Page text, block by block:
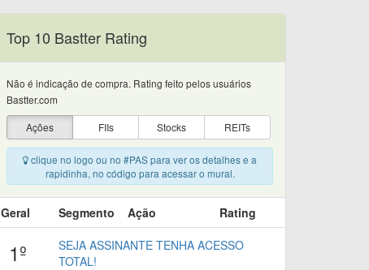
Top 10 Bastter Rating
Não é indicação de compra. Rating feito pelos usuários
Bastter.com
Ações
FIIs Stocks REITs
clique no logo ou no #PAS para ver os detalhes e a
rapidinha, no código para acessar o mural.
Geral Segmento Ação Rating
1º
SEJA ASSINANTE TENHA ACESSO
TOTAL!